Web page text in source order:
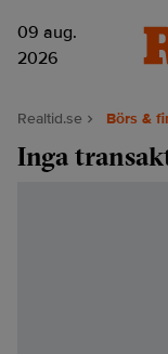
09 aug.
2026
Realtid.se Börs &
Inga